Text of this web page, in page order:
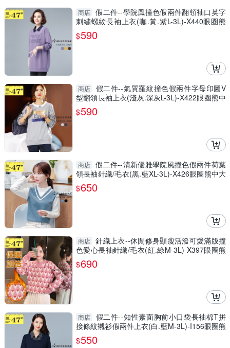
商店 假二件--學院風撞色假兩件翻領袖口英字
刺繡螺紋長袖上衣(咖.黃.紫L-3L)-X440眼圈熊
中大尺碼
$590
商店
假二件--氣質羅紋撞色假兩件字母印圖V
型翻領長袖上衣(淺灰.深灰L-3L)-X422眼圈熊中
大尺碼
$590
商店 假二件--清新優雅學院風撞色假兩件荷葉
領長袖針織/毛衣(黑.藍XL-3L)-X426眼圈熊中大
尺碼
$650
商店 針織上衣--休閒修身顯瘦活潑可愛滿版撞
色愛心長袖針織/毛衣(紅.綠M-3L)-X397眼圈熊
中大尺碼
$690
商店
假二件--知性素面胸前小口袋長袖棉T拼
接條紋襯衫假兩件上衣(白.藍M-3L)-I156眼圈熊
中大尺碼
$550